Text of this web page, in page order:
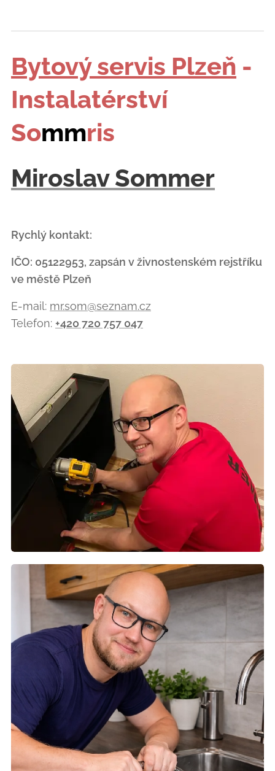
Bytový servis Plzeň -
Instalatérství
Sommris
Miroslav Sommer
Rychlý kontakt:
IČO: 05122953, zapsán v živnostenském rejstříku
ve městě Plzeň
E-mail: mr.som@seznam.cz
Telefon: +420 720 757 047